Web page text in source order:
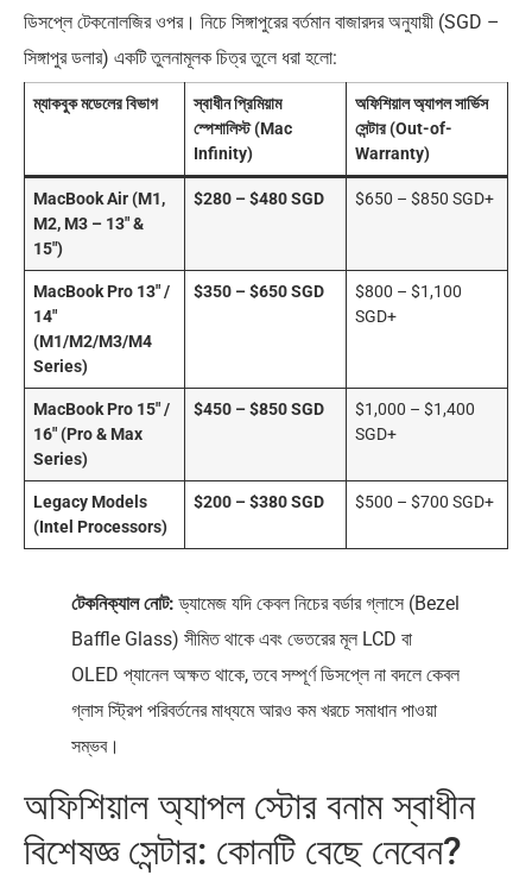
ডিসপ্লে টেকনোলজির ওপর। নিচে সিঙ্গাপুরের বর্তমান বাজারদর অনুযায়ী (SGD –
সিঙ্গাপুর ডলার) একটি তুলনামূলক চিত্র তুলে ধরা হলো:
ম্যাকবুক মডেলের বিভাগ
স্বাধীন প্রিমিয়াম
স্পেশালিস্ট (Mac
Infinity)
অফিশিয়াল অ্যাপল সার্ভিস
সেন্টার (Out-of-
Warranty)
MacBook Air (M1,
M2, M3 – 13″ &
15″)
$280 – $480 SGD $650 – $850 SGD+
MacBook Pro 13″ /
14″
(M1/M2/M3/M4
Series)
$350 – $650 SGD
$800 – $1,100
SGD+
MacBook Pro 15″ /
16″ (Pro & Max
Series)
$450 – $850 SGD
$1,000 – $1,400
SGD+
Legacy Models
(Intel Processors)
$200 – $380 SGD $500 – $700 SGD+
টেকনিক্যাল নোট: ড্যামেজ যদি কেবল নিচের বর্ডার গ্লাসে (Bezel
Baffle Glass) সীমিত থাকে এবং ভেতরের মূল LCD বা
OLED প্যানেল অক্ষত থাকে, তবে সম্পূর্ণ ডিসপ্লে না বদলে কেবল
গ্লাস স্ট্রিপ পরিবর্তনের মাধ্যমে আরও কম খরচে সমাধান পাওয়া
সম্ভব।
অফিশিয়াল অ্যাপল স্টোর বনাম স্বাধীন
বিশেষজ্ঞ সেন্টার: কোনটি বেছে নেবেন?